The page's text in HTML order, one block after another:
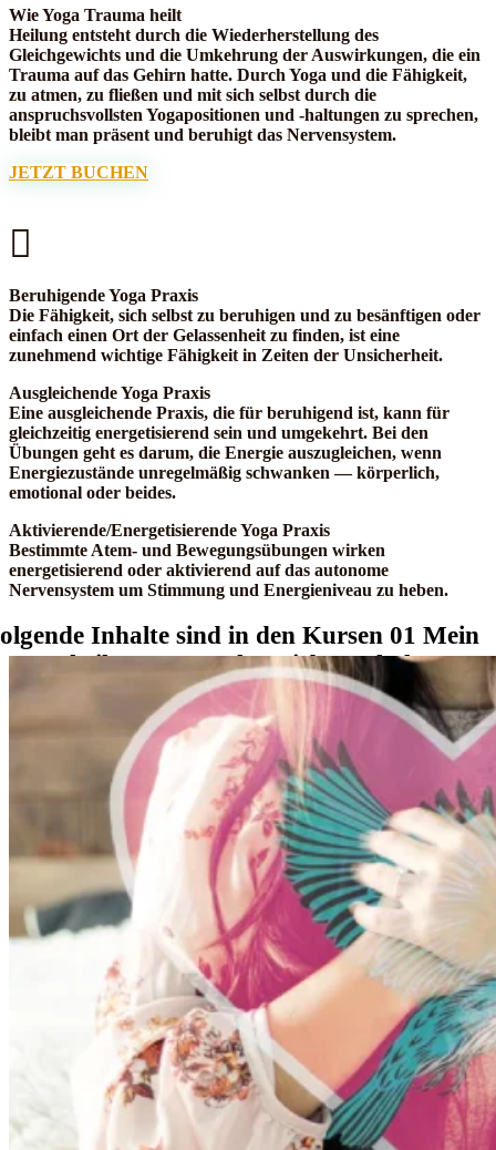
Wie Yoga Trauma heilt
Heilung entsteht durch die Wiederherstellung des
Gleichgewichts und die Umkehrung der Auswirkungen, die ein
Trauma auf das Gehirn hatte. Durch Yoga und die Fähigkeit,
zu atmen, zu fließen und mit sich selbst durch die
anspruchsvollsten Yogapositionen und ‑haltungen zu sprechen,
bleibt man präsent und beruhigt das Nervensystem.
JETZT BUCHEN

Beruhigende Yoga Praxis
Die Fähigkeit, sich selbst zu beruhigen und zu besänftigen oder
einfach einen Ort der Gelassenheit zu finden, ist eine
zunehmend wichtige Fähigkeit in Zeiten der Unsicherheit.
Ausgleichende Yoga Praxis
Eine ausgleichende Praxis, die für beruhigend ist, kann für
gleichzeitig energetisierend sein und umgekehrt. Bei den
Übungen geht es darum, die Energie auszugleichen, wenn
Energiezustände unregelmäßig schwanken — körperlich,
emotional oder beides.
Aktivierende/Energetisierende Yoga Praxis
Bestimmte Atem- und Bewegungsübungen wirken
energetisierend oder aktivierend auf das autonome
Nervensystem um Stimmung und Energieniveau zu heben.
Inhalte sind in den Kursen 01 Mein
Herz heilen & 02 Mehr Liebe enthalten: